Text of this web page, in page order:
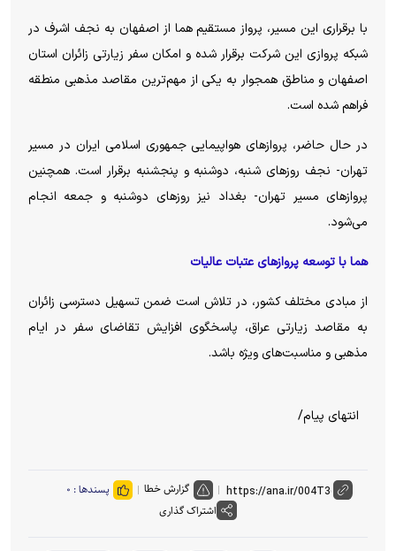
با برقراری این مسیر، پرواز مستقیم هما از اصفهان به نجف اشرف در
شبکه پروازی این شرکت برقرار شده و امکان سفر زیارتی زائران استان
اصفهان و مناطق همجوار به یکی از مهم‌ترین مقاصد مذهبی منطقه
فراهم شده است.
در حال حاضر، پرواز‌های هواپیمایی جمهوری اسلامی ایران در مسیر
تهران- نجف روز‌های شنبه، دوشنبه و پنجشنبه برقرار است. همچنین
پرواز‌های مسیر تهران- بغداد نیز روز‌های دوشنبه و جمعه انجام
می‌شود.
هما با توسعه پرواز‌های عتبات عالیات
از مبادی مختلف کشور، در تلاش است ضمن تسهیل دسترسی زائران
به مقاصد زیارتی عراق، پاسخگوی افزایش تقاضای سفر در ایام
مذهبی و مناسبت‌های ویژه باشد.
انتهای پیام/
گزارش خطا پسندها : ۰
اشتراک گذاری